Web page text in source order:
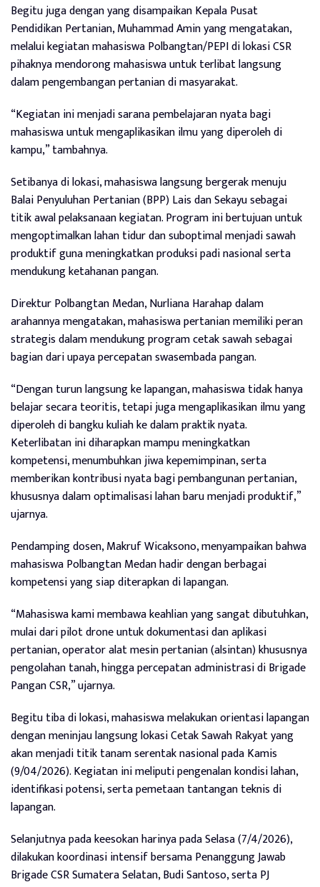
Begitu juga dengan yang disampaikan Kepala Pusat
Pendidikan Pertanian, Muhammad Amin yang mengatakan,
melalui kegiatan mahasiswa Polbangtan/PEPI di lokasi CSR
pihaknya mendorong mahasiswa untuk terlibat langsung
dalam pengembangan pertanian di masyarakat.
“Kegiatan ini menjadi sarana pembelajaran nyata bagi
mahasiswa untuk mengaplikasikan ilmu yang diperoleh di
kampu,” tambahnya.
Setibanya di lokasi, mahasiswa langsung bergerak menuju
Balai Penyuluhan Pertanian (BPP) Lais dan Sekayu sebagai
titik awal pelaksanaan kegiatan. Program ini bertujuan untuk
mengoptimalkan lahan tidur dan suboptimal menjadi sawah
produktif guna meningkatkan produksi padi nasional serta
mendukung ketahanan pangan.
Direktur Polbangtan Medan, Nurliana Harahap dalam
arahannya mengatakan, mahasiswa pertanian memiliki peran
strategis dalam mendukung program cetak sawah sebagai
bagian dari upaya percepatan swasembada pangan.
“Dengan turun langsung ke lapangan, mahasiswa tidak hanya
belajar secara teoritis, tetapi juga mengaplikasikan ilmu yang
diperoleh di bangku kuliah ke dalam praktik nyata.
Keterlibatan ini diharapkan mampu meningkatkan
kompetensi, menumbuhkan jiwa kepemimpinan, serta
memberikan kontribusi nyata bagi pembangunan pertanian,
khususnya dalam optimalisasi lahan baru menjadi produktif,”
ujarnya.
Pendamping dosen, Makruf Wicaksono, menyampaikan bahwa
mahasiswa Polbangtan Medan hadir dengan berbagai
kompetensi yang siap diterapkan di lapangan.
“Mahasiswa kami membawa keahlian yang sangat dibutuhkan,
mulai dari pilot drone untuk dokumentasi dan aplikasi
pertanian, operator alat mesin pertanian (alsintan) khususnya
pengolahan tanah, hingga percepatan administrasi di Brigade
Pangan CSR,” ujarnya.
Begitu tiba di lokasi, mahasiswa melakukan orientasi lapangan
dengan meninjau langsung lokasi Cetak Sawah Rakyat yang
akan menjadi titik tanam serentak nasional pada Kamis
(9/04/2026). Kegiatan ini meliputi pengenalan kondisi lahan,
identifikasi potensi, serta pemetaan tantangan teknis di
lapangan.
Selanjutnya pada keesokan harinya pada Selasa (7/4/2026),
dilakukan koordinasi intensif bersama Penanggung Jawab
Brigade CSR Sumatera Selatan, Budi Santoso, serta PJ